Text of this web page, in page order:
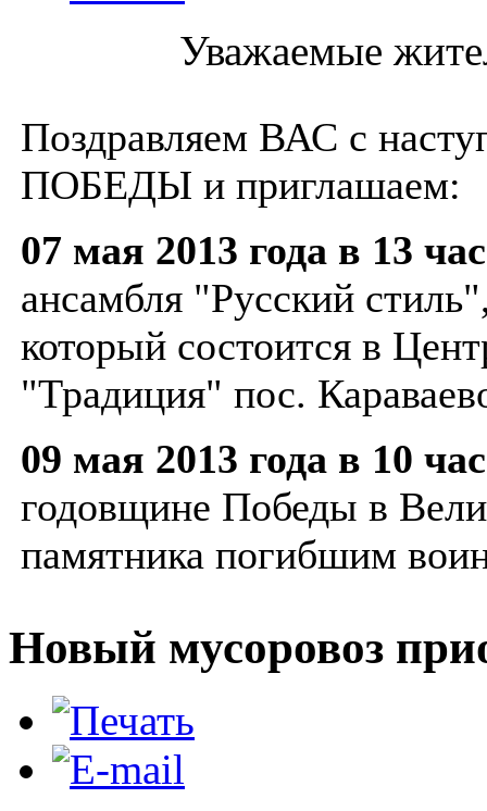
Уважаемые
Поздравляем ВАС с
ПОБЕДЫ и приглашаем:
07 мая 2013 года в 13
ансамбля "Русский
который состоится в
"Традиция" пос.
09 мая 2013 года в 10
годовщине Победы в
памятника погибшим
Новый мусоровоз